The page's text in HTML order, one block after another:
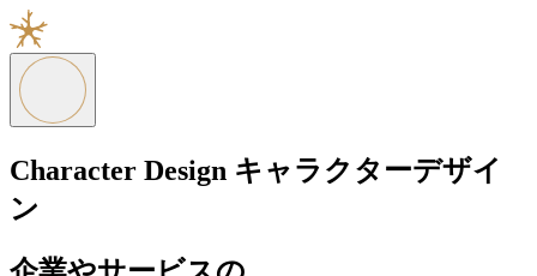
Character Design キャラクターデザイ
ン